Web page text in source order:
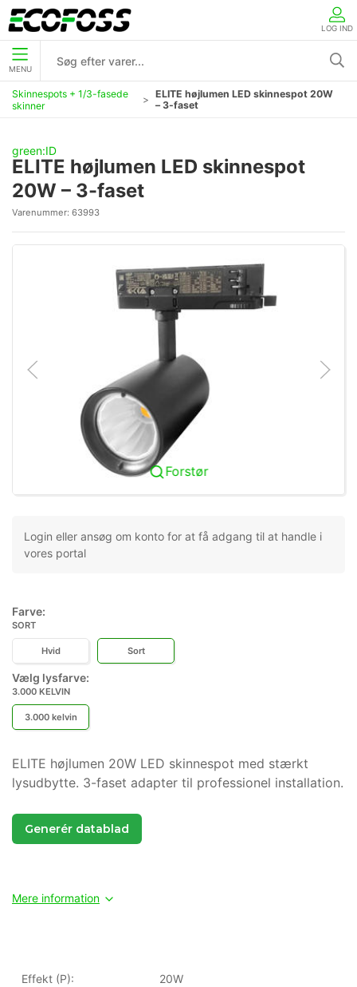
LOG IND
MENU
Skinnespots + 1/3-fasede
skinner
ELITE højlumen LED skinnespot 20W
– 3-faset
green:ID
ELITE højlumen LED skinnespot
20W – 3-faset
Varenummer: 63993
Forstør
Login eller ansøg om konto for at få adgang til at handle i
vores portal
Farve:
SORT
Hvid Sort
Vælg lysfarve:
3.000 KELVIN
3.000 kelvin
ELITE højlumen 20W LED skinnespot med stærkt
lysudbytte. 3-faset adapter til professionel installation.
Generér datablad
Mere information
Effekt (P): 20W